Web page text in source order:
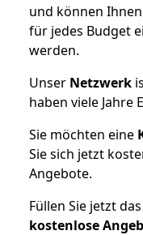
und können
für jedes Budget
werden.
Unser Netzwerk
haben viele Jahre
Sie möchten eine
Sie sich jetzt
Angebote.
Füllen Sie jetzt
kostenlose